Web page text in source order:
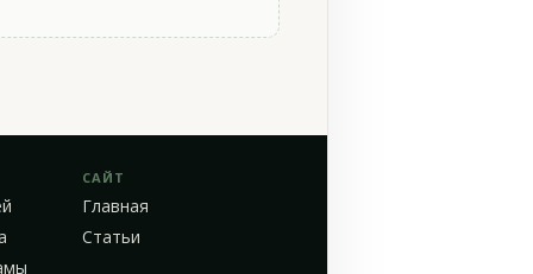
САЙТ
Главная
Статьи